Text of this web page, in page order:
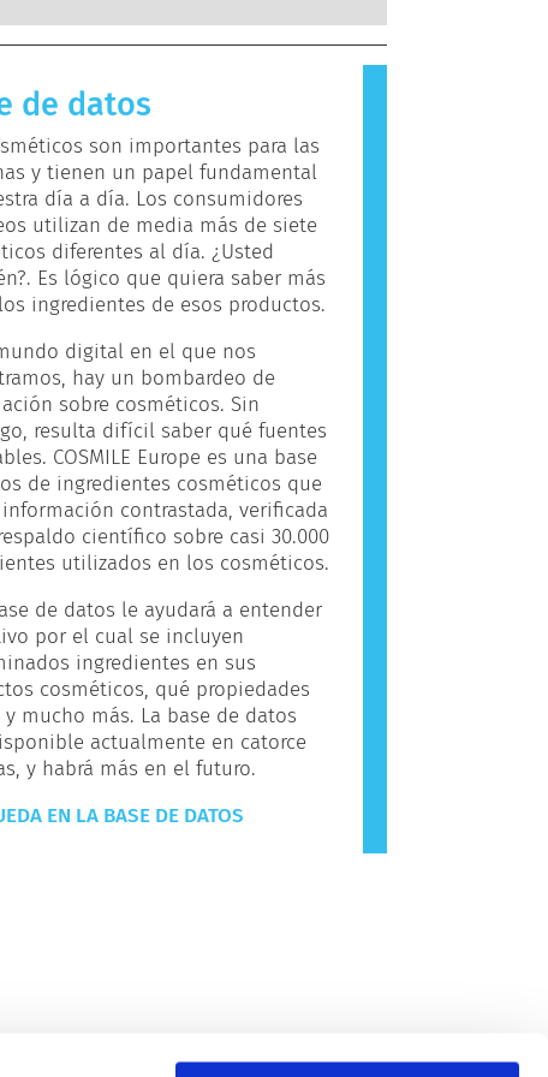
a sustancias que son inofensivas
de las personas. Una
que causa una reacción alérgica se
Los cosméticos y productos
que pueden resultar alergénicos
personas. Esto no significa que
no sea seguro para que otros lo
de datos
son importantes para las
y tienen un papel fundamental
día a día. Los consumidores
utilizan de media más de siete
diferentes al día. ¿Usted
Es lógico que quiera saber más
ingredientes de esos productos.
digital en el que nos
hay un bombardeo de
sobre cosméticos. Sin
resulta difícil saber qué fuentes
COSMILE Europe es una base
de ingredientes cosméticos que
información contrastada, verificada
científico sobre casi 30.000
utilizados en los cosméticos.
de datos le ayudará a entender
por el cual se incluyen
ingredientes en sus
cosméticos, qué propiedades
mucho más. La base de datos
actualmente en catorce
y habrá más en el futuro.
EN LA BASE DE DATOS